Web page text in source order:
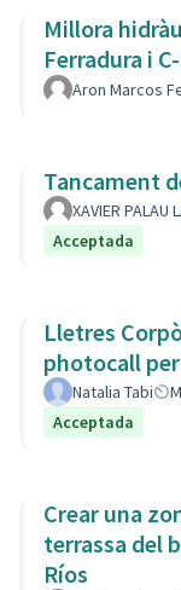
Millora
Ferradura i
Aron Marcos
Tancament
XAVIER PALAU
Acceptada
Lletres
photocall
Natalia Tabi
Acceptada
Crear una
terrassa del
Ríos